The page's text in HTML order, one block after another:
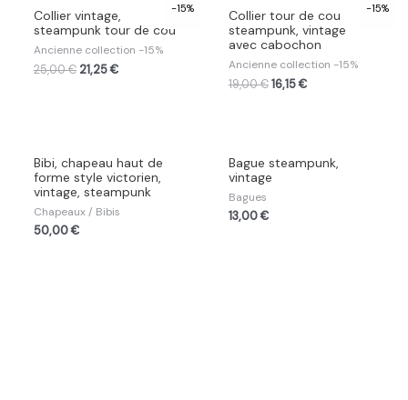
-15%
Collier vintage,
steampunk tour de cou
Ancienne collection -15%
25,00€ 21,25€
-15%
Collier tour de cou
steampunk, vintage
avec cabochon
Ancienne collection -15%
19,00€ 16,15€
Bibi, chapeau haut de
forme style victorien,
vintage, steampunk
Chapeaux / Bibis
50,00€
Bague steampunk,
vintage
Bagues
13,00€